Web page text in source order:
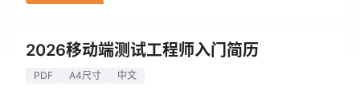
2026移动端测试工程师入门简历
PDF A4尺寸 中文